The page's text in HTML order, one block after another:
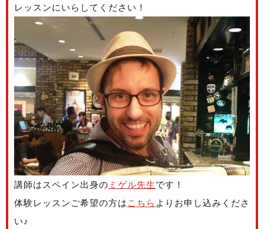
レッスンにいらしてください！
講師はスペイン出身の ミゲル先生です！
体験レッスンご希望の方は こちら よりお申し込みくださ
い♪